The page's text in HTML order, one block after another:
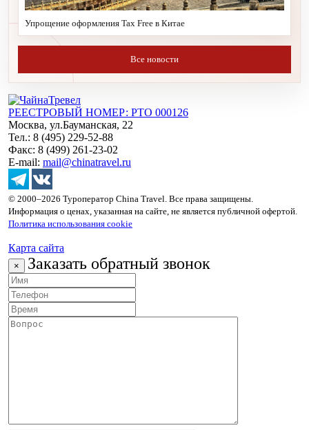
Упрощение оформления Tax Free в Китае
Все новости
РЕЕСТРОВЫЙ НОМЕР: РТО 000126
Москва, ул.Бауманская, 22
Тел.: 8 (495) 229-52-88
Факс: 8 (499) 261-23-02
E-mail: mail@chinatravel.ru
© 2000–2026 Туроператор China Travel. Все права защищены.
Информация о ценах, указанная на сайте, не является публичной офертой.
Политика использования cookie
Карта сайта
× Заказать обратный звонок